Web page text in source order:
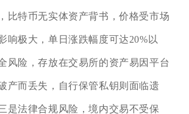
比特币无实体资产背书，价格受市场
响极大，单日涨跌幅度可达20%以
风险，存放在交易所的资产易因平台
产而丢失，自行保管私钥则面临遗
是法律合规风险，境内交易不受保